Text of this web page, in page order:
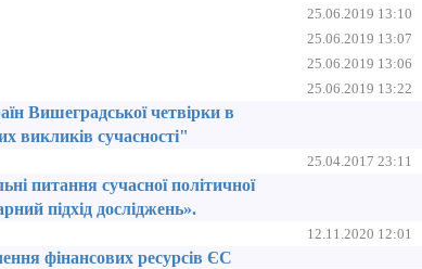
25.06.2019 13:10
25.06.2019 13:07
25.06.2019 13:06
25.06.2019 13:22
Вишеградської четвірки в
викликів сучасності"
25.04.2017 23:11
питання сучасної політичної
підхід досліджень».
12.11.2020 12:01
фінансових ресурсів ЄС